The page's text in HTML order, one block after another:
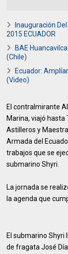
Inauguración
2015 ECUADOR
BAE
(Chile)
Ecuador:
(Video)
El contralmirante
Marina, viajó
Astilleros y
Armada del
trabajos que se
submarino Shyri.
La jornada se
la agenda que
El submarino Shyri
de fragata José